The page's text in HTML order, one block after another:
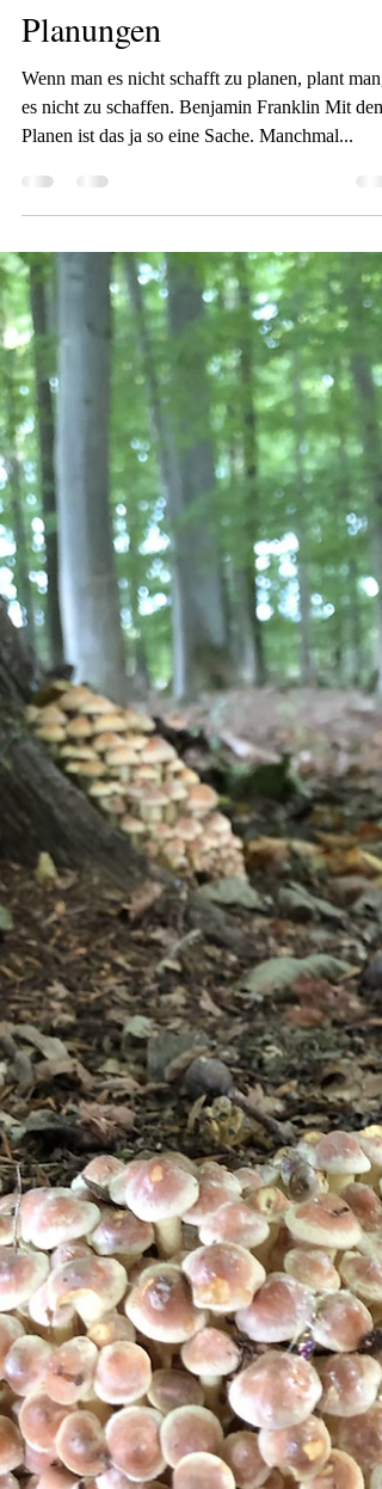
6. März 2024
Planungen
Wenn man es nicht schafft zu planen, plant man,
Planen ist das ja so eine Sache. Manchmal...